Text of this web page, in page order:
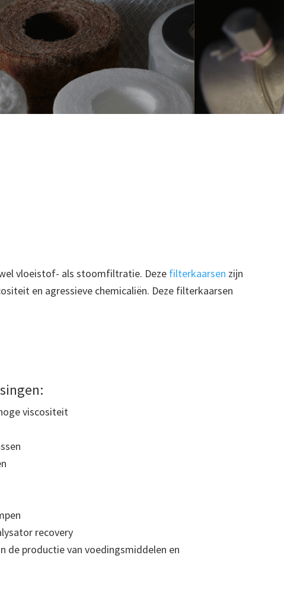
vloeistof- als stoomfiltratie. Deze filterkaarsen zijn
en agressieve chemicaliën. Deze filterkaarsen
viscositeit
recovery
de productie van voedingsmiddelen en